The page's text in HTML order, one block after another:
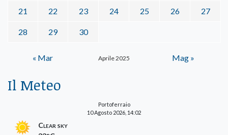
Aprile 2025
21 22 23 24 25 26 27
28 29 30
« Mar Mag »
Il Meteo
Portoferraio
10 Agosto 2026, 14:02
Clear sky